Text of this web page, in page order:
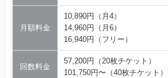
月額料金
10,890円（月4）
14,960円（月6）
16,940円（フリー）
回数料金
57,200円（20枚チケット）
101,750円〜（40枚チケット）